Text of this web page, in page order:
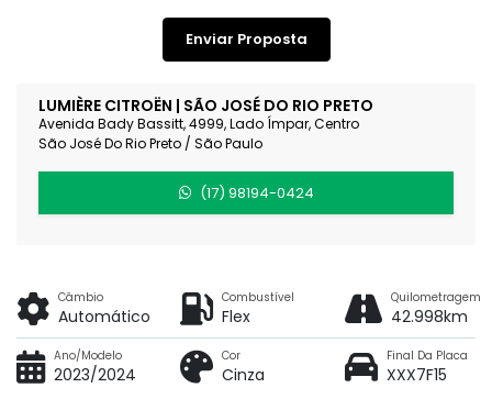
LUMIÈRE CITROËN | SÃO JOSÉ DO RIO PRETO
Avenida Bady Bassitt, 4999, Lado Ímpar, Centro
São José Do Rio Preto / São Paulo
(17) 98194-0424
Enviar Proposta
Câmbio
Automático
Combustível
Flex
Quilometragem
42.998km
Ano/Modelo
2023/2024
Cor
Cinza
Final Da Placa
XXX7F15